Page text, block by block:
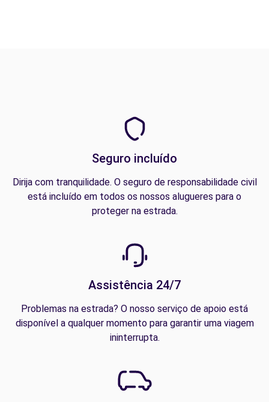
Seguro incluído
Dirija com tranquilidade. O seguro de responsabilidade civil
está incluído em todos os nossos alugueres para o
proteger na estrada.
Assistência 24/7
Problemas na estrada? O nosso serviço de apoio está
disponível a qualquer momento para garantir uma viagem
ininterrupta.